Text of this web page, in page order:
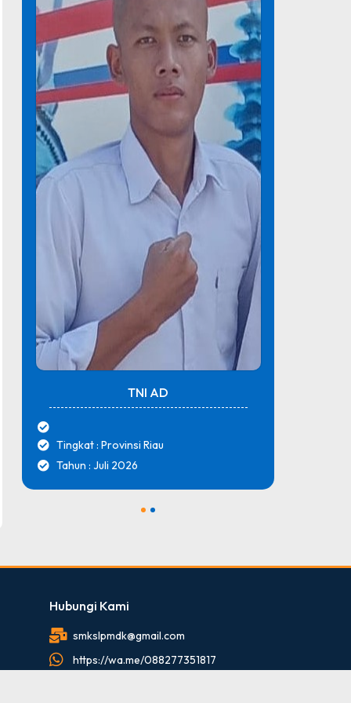
TNI AD
Tingkat : Provinsi Riau
Tahun : Juli 2026
Hubungi Kami
smkslpmdk@gmail.com
https://wa.me/088277351817